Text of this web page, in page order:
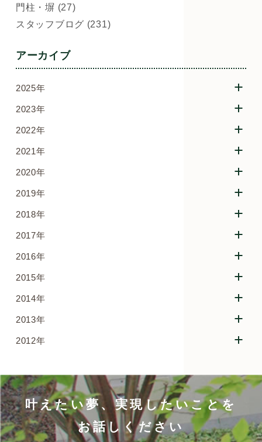
門柱・塀 (27)
スタッフブログ (231)
アーカイブ
2025年
2023年
2022年
2021年
2020年
2019年
2018年
2017年
2016年
2015年
2014年
2013年
2012年
叶えたい夢、実現したいことを
お話しください